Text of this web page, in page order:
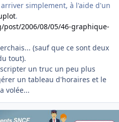
simplement, à l'aide d'un
.
2006/08/05/46-graphique-
(sauf que ce sont deux
tout).
un truc un peu plus
un tableau d'horaires et le
volée...